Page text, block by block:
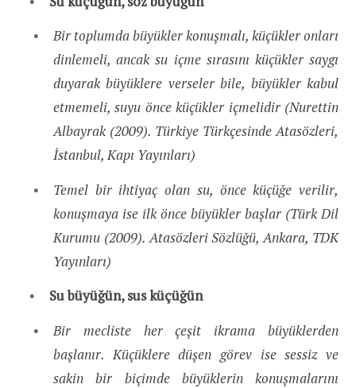
Bir toplumda büyükler konuşmalı, küçükler onları
dinlemeli, ancak su içme sırasını küçükler saygı
duyarak büyüklere verseler bile, büyükler kabul
etmemeli, suyu önce küçükler içmelidir (Nurettin
Albayrak (2009). Türkiye Türkçesinde Atasözleri,
İstanbul, Kapı Yayınları)
Temel bir ihtiyaç olan su, önce küçüğe verilir,
konuşmaya ise ilk önce büyükler başlar (Türk Dil
Kurumu (2009). Atasözleri Sözlüğü, Ankara, TDK
Yayınları)
Su büyüğün, sus küçüğün
Bir mecliste her çeşit ikrama büyüklerden
başlanır. Küçüklere düşen görev ise sessiz ve
sakin bir biçimde büyüklerin konuşmalarını